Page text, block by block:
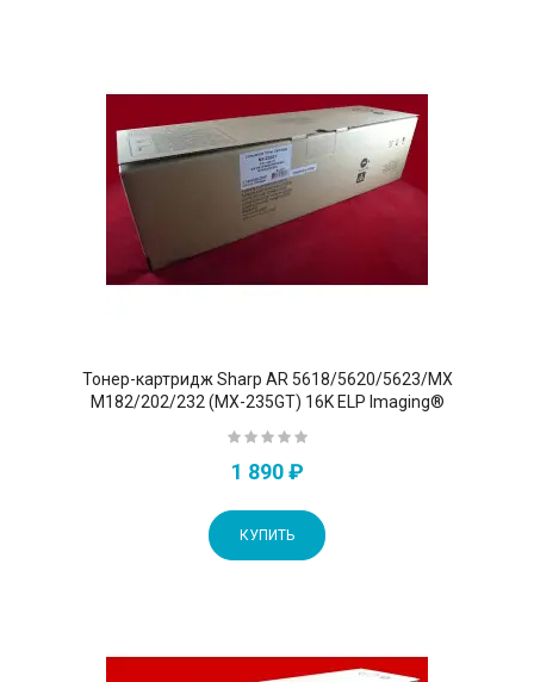
Тонер-картридж Sharp AR 5618/5620/5623/MX
M182/202/232 (MX-235GT) 16K ELP Imaging®
1 890 ₽
КУПИТЬ